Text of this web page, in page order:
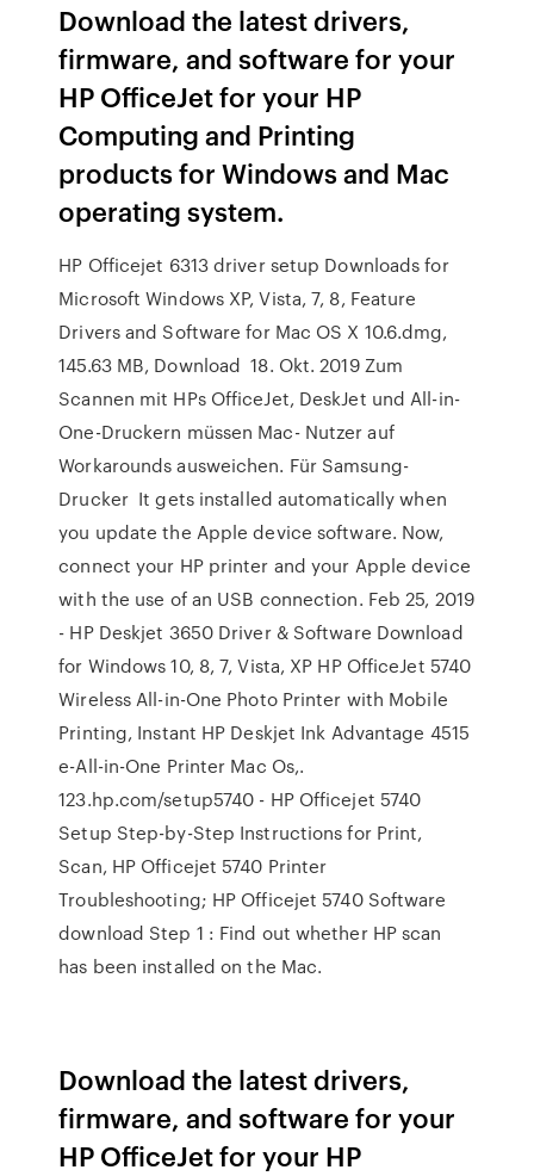
Download the latest drivers,
firmware, and software for your
HP OfficeJet for your HP
Computing and Printing
products for Windows and Mac
operating system.
HP Officejet 6313 driver setup Downloads for
Microsoft Windows XP, Vista, 7, 8, Feature
Drivers and Software for Mac OS X 10.6.dmg,
145.63 MB, Download 18. Okt. 2019 Zum
Scannen mit HPs OfficeJet, DeskJet und All-in-
One-Druckern müssen Mac- Nutzer auf
Workarounds ausweichen. Für Samsung-
Drucker It gets installed automatically when
you update the Apple device software. Now,
connect your HP printer and your Apple device
with the use of an USB connection. Feb 25, 2019
- HP Deskjet 3650 Driver & Software Download
for Windows 10, 8, 7, Vista, XP HP OfficeJet 5740
Wireless All-in-One Photo Printer with Mobile
Printing, Instant HP Deskjet Ink Advantage 4515
e-All-in-One Printer Mac Os,.
123.hp.com/setup5740 - HP Officejet 5740
Setup Step-by-Step Instructions for Print,
Scan, HP Officejet 5740 Printer
Troubleshooting; HP Officejet 5740 Software
download Step 1 : Find out whether HP scan
has been installed on the Mac.
Download the latest drivers,
firmware, and software for your
HP OfficeJet for your HP